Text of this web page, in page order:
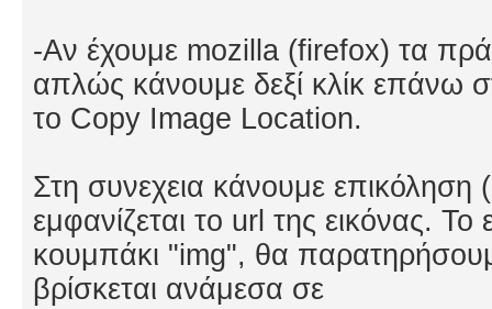
-Αν έχουμε mozilla (firefox) τα
απλώς κάνουμε δεξί κλίκ επάνω
το Copy Image Location.
Στη συνεχεια κάνουμε
εμφανίζεται το url της εικόνας.
κουμπάκι "img", θα
βρίσκεται ανάμεσα σε